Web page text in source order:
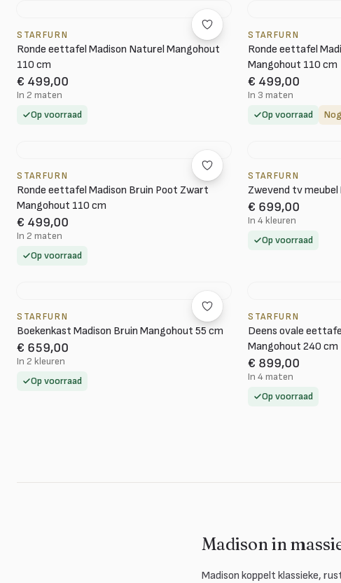
STARFURN
Ronde eettafel Madison Naturel Mangohout
110 cm
€ 499,00
In 2 maten
Op voorraad
STARFURN
Ronde eettafel
Mangohout 110 cm
€ 499,00
In 3 maten
Op voorraad
STARFURN
Ronde eettafel Madison Bruin Poot Zwart
Mangohout 110 cm
€ 499,00
In 2 maten
Op voorraad
STARFURN
Zwevend tv meubel
€ 699,00
In 4 kleuren
Op voorraad
STARFURN
Boekenkast Madison Bruin Mangohout 55 cm
€ 659,00
In 2 kleuren
Op voorraad
STARFURN
Deens ovale
Mangohout 240 cm
€ 899,00
In 4 maten
Op voorraad
Madison in
Madison koppelt klassieke,